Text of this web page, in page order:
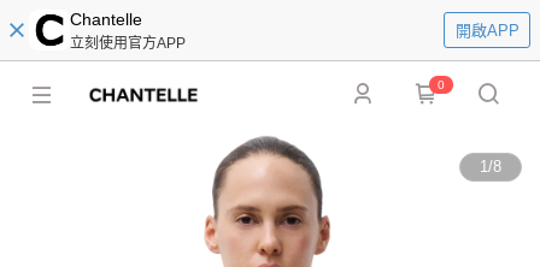
Chantelle
立刻使用官方APP
開啟APP
0
1/8